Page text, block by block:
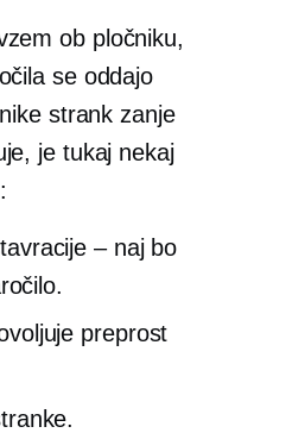
ob pločniku,
se oddajo
strank zanje
je tukaj nekaj
– naj bo
preprost